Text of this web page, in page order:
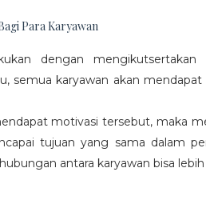
Para Karyawan
dengan
semua karyawan akan
motivasi tersebut, maka
tujuan yang sama dalam
antara karyawan bisa lebih